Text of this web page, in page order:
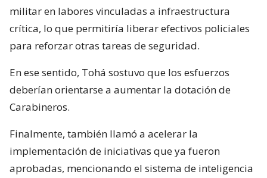
militar en labores vinculadas a infraestructura
crítica, lo que permitiría liberar efectivos policiales
para reforzar otras tareas de seguridad.
En ese sentido, Tohá sostuvo que los esfuerzos
deberían orientarse a aumentar la dotación de
Carabineros.
Finalmente, también llamó a acelerar la
implementación de iniciativas que ya fueron
aprobadas, mencionando el sistema de inteligencia